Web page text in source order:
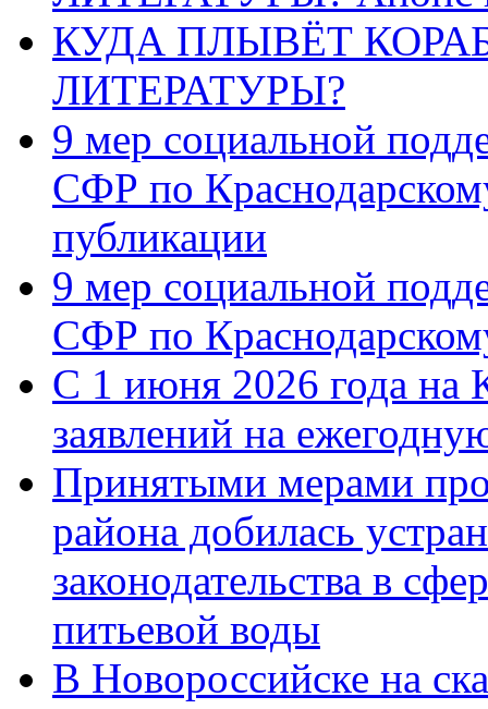
КУДА ПЛЫВЁТ
ЛИТЕРАТУРЫ?
9 мер социальной
СФР по
публикации
9 мер социальной
СФР по
С 1 июня 2026 года на
заявлений на
Принятыми мерами
района добилась
законодательства в
питьевой воды
В Новороссийске на